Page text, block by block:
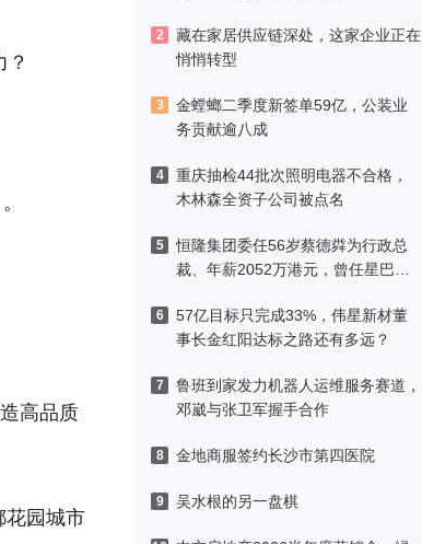
2
藏在家居供应链深处，这家企业正在
悄悄转型
3
金螳螂二季度新签单59亿，公装业
务贡献逾八成
4
重庆抽检44批次照明电器不合格，
木林森全资子公司被点名
5
恒隆集团委任56岁蔡德粦为行政总
裁、年薪2052万港元，曾任星巴克
6
57亿目标只完成33%，伟星新材董
事长金红阳达标之路还有多远？
7
鲁班到家发力机器人运维服务赛道，
邓崴与张卫军握手合作
8 金地商服签约长沙市第四医院
9 吴水根的另一盘棋
高品质
花园城市